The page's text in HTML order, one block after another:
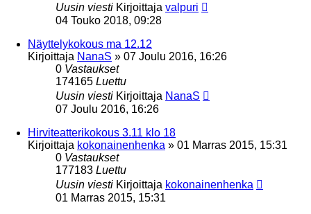
Uusin viesti Kirjoittaja valpuri
04 Touko 2018, 09:28
Näyttelykokous ma 12.12
Kirjoittaja NanaS » 07 Joulu 2016, 16:26
0 Vastaukset
174165 Luettu
Uusin viesti Kirjoittaja NanaS
07 Joulu 2016, 16:26
Hirviteatterikokous 3.11 klo 18
Kirjoittaja kokonainenhenka » 01 Marras 2015, 15:31
0 Vastaukset
177183 Luettu
Uusin viesti Kirjoittaja kokonainenhenka
01 Marras 2015, 15:31